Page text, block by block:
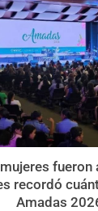
fueron
recordó
Amadas